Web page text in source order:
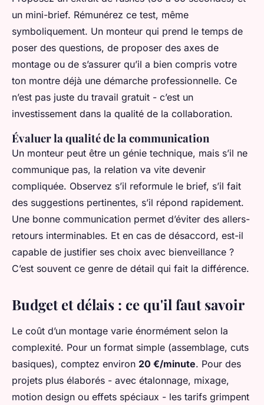
un mini-brief. Rémunérez ce test, même
symboliquement. Un monteur qui prend le temps de
poser des questions, de proposer des axes de
montage ou de s’assurer qu’il a bien compris votre
ton montre déjà une démarche professionnelle. Ce
n’est pas juste du travail gratuit - c’est un
investissement dans la qualité de la collaboration.
Évaluer la qualité de la communication
Un monteur peut être un génie technique, mais s’il ne
communique pas, la relation va vite devenir
compliquée. Observez s’il reformule le brief, s’il fait
des suggestions pertinentes, s’il répond rapidement.
Une bonne communication permet d’éviter des allers-
retours interminables. Et en cas de désaccord, est-il
capable de justifier ses choix avec bienveillance ?
C’est souvent ce genre de détail qui fait la différence.
Budget et délais : ce qu'il faut savoir
Le coût d’un montage varie énormément selon la
complexité. Pour un format simple (assemblage, cuts
basiques), comptez environ 20 €/minute. Pour des
projets plus élaborés - avec étalonnage, mixage,
motion design ou effets spéciaux - les tarifs grimpent